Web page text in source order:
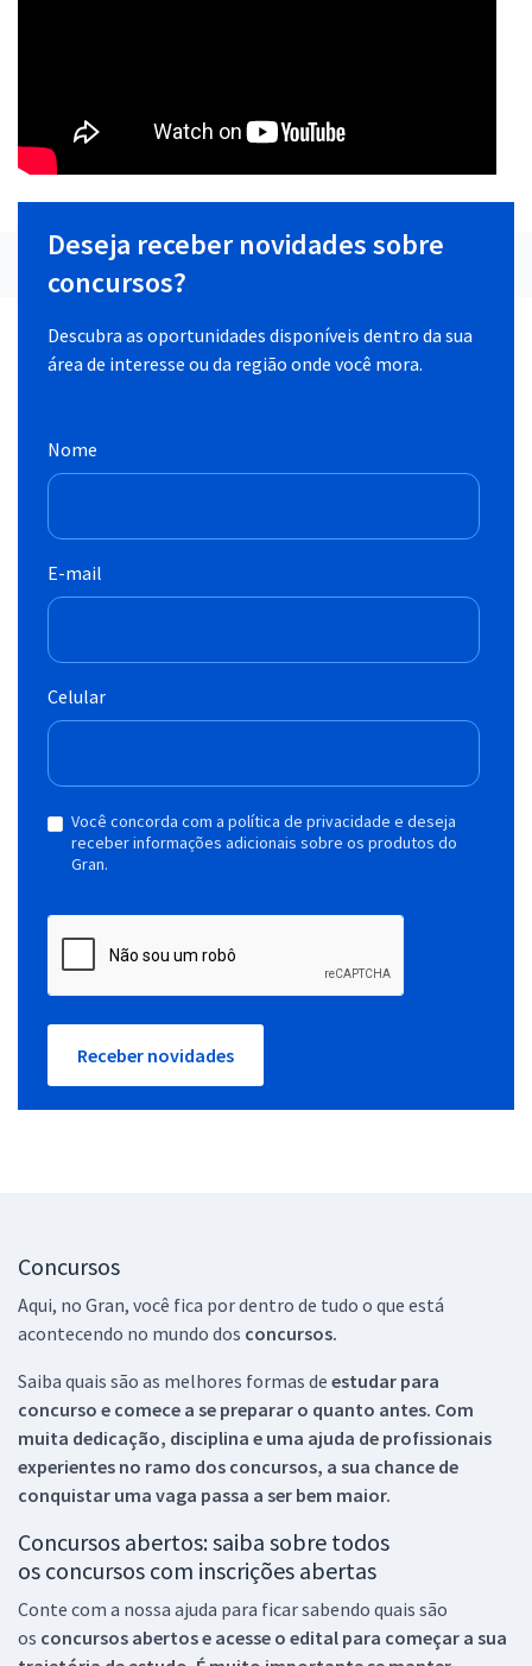
Deseja receber novidades sobre
concursos?
Descubra as oportunidades disponíveis dentro da sua
área de interesse ou da região onde você mora.
Nome
E-mail
Celular
Você concorda com a política de privacidade e deseja
receber informações adicionais sobre os produtos do
Gran.
Receber novidades
Concursos
Aqui, no Gran, você fica por dentro de tudo o que está
acontecendo no mundo dos concursos.
Saiba quais são as melhores formas de estudar para
concurso e comece a se preparar o quanto antes. Com
muita dedicação, disciplina e uma ajuda de profissionais
experientes no ramo dos concursos, a sua chance de
conquistar uma vaga passa a ser bem maior.
Concursos abertos: saiba sobre todos
os concursos com inscrições abertas
Conte com a nossa ajuda para ficar sabendo quais são
os concursos abertos e acesse o edital para começar a sua